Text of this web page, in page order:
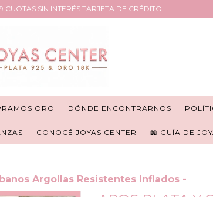
CUOTAS SIN INTERÉS TARJETA DE CRÉDITO.
ORO DÓNDE ENCONTRARNOS
CONOCÉ JOYAS CENTER 📖 GUÍA DE
Argollas Resistentes Inflados -